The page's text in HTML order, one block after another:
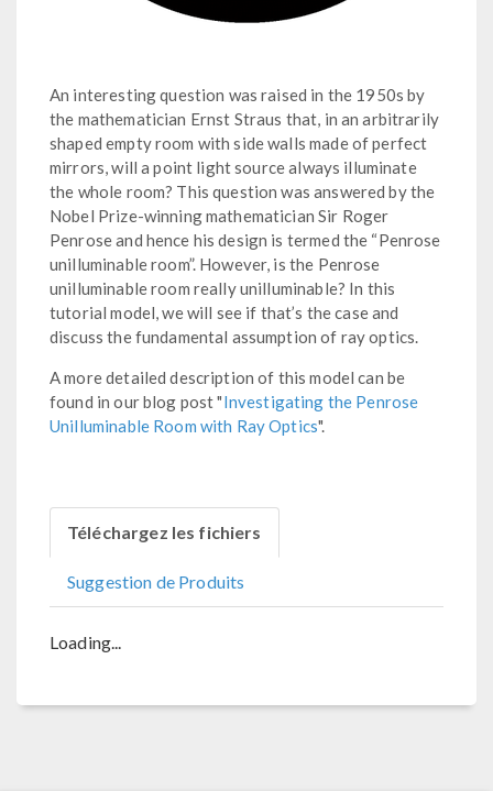
An interesting question was raised in the 1950s by
the mathematician Ernst Straus that, in an arbitrarily
shaped empty room with side walls made of perfect
mirrors, will a point light source always illuminate
the whole room? This question was answered by the
Nobel Prize-winning mathematician Sir Roger
Penrose and hence his design is termed the “Penrose
unilluminable room”. However, is the Penrose
unilluminable room really unilluminable? In this
tutorial model, we will see if that’s the case and
discuss the fundamental assumption of ray optics.
A more detailed description of this model can be
found in our blog post "Investigating the Penrose
Unilluminable Room with Ray Optics".
Téléchargez les fichiers
Suggestion de Produits
Loading...